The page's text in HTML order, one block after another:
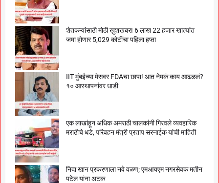
शेतकऱ्यांसाठी मोठी खुशखबर! 6 लाख 22 हजार खात्यांत
जमा होणार 5,029 कोटींचा पहिला हप्ता
IIT मुंबईच्या मेसवर FDAचा छापा! आत नेमकं काय आढळलं?
१० आस्थापनांवर धाडी
एक लाखांहून अधिक अमराठी चालकांनी गिरवले व्यवहारिक
मराठीचे धडे, परिवहन मंत्री प्रताप सरनाईक यांची माहिती
निदा खान प्रकरणाला नवे वळण; एमआयएम नगरसेवक मतीन
पटेल यांना अटक